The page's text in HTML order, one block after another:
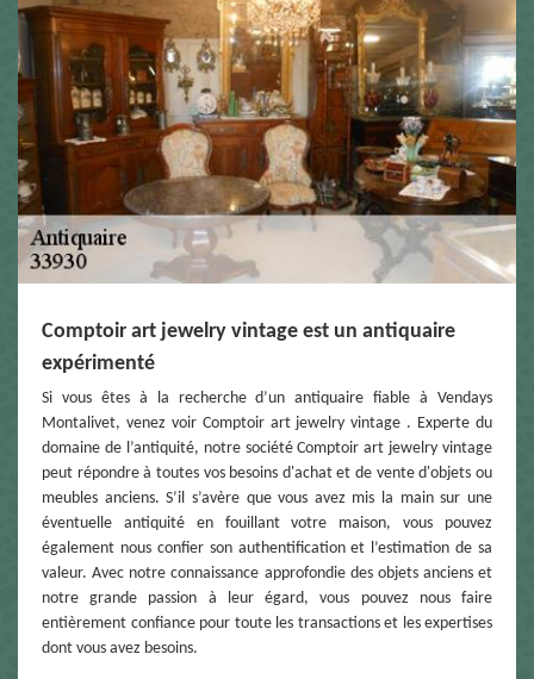
Comptoir art jewelry vintage est un antiquaire
expérimenté
Si vous êtes à la recherche d’un antiquaire fiable à Vendays
Montalivet, venez voir Comptoir art jewelry vintage . Experte du
domaine de l’antiquité, notre société Comptoir art jewelry vintage
peut répondre à toutes vos besoins d'achat et de vente d'objets ou
meubles anciens. S’il s’avère que vous avez mis la main sur une
éventuelle antiquité en fouillant votre maison, vous pouvez
également nous confier son authentification et l’estimation de sa
valeur. Avec notre connaissance approfondie des objets anciens et
notre grande passion à leur égard, vous pouvez nous faire
entièrement confiance pour toute les transactions et les expertises
dont vous avez besoins.